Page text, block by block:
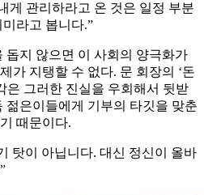
게 관리하라고 온 것은 일정 부분
라고 봅니다.”
돕지 않으면 이 사회의 양극화가
가 지탱할 수 없다. 문 회장의 ‘돈
은 그러한 진실을 우회해서 뒷받
젊은이들에게 기부의 타깃을 맞춘
때문이다.
탓이 아닙니다. 대신 정신이 올바